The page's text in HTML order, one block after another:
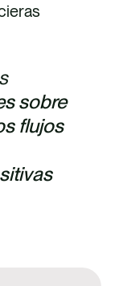
sobre
flujos